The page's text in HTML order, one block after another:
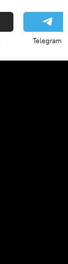
Telegram